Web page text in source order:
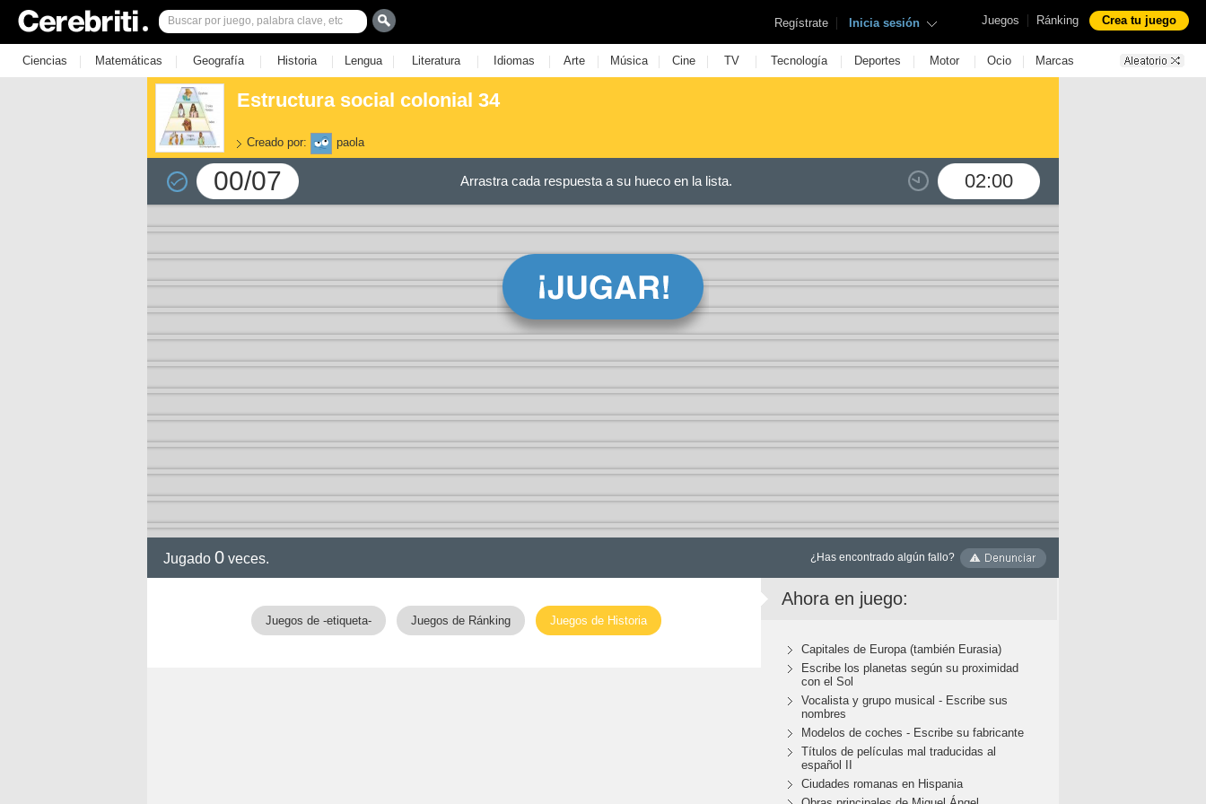
Juegos | Ránking Crea tu juego
Regístrate | Inicia sesión
Ciencias | Matemáticas | Geografía | Historia | Lengua | Literatura | Idiomas | Arte | Música | Cine | TV | Tecnología | Deportes | Motor | Ocio | Marcas
Estructura social colonial 34
Creado por: paola
00/07 02:00
Arrastra cada respuesta a su hueco en la lista.
Jugado 0 veces. ¿Has encontrado algún fallo?
Juegos de -etiqueta- Juegos de Ránking Juegos de Historia
Ahora en juego:
Capitales de Europa (también Eurasia)
Escribe los planetas según su proximidad
con el Sol
Vocalista y grupo musical - Escribe sus
nombres
Modelos de coches - Escribe su fabricante
Títulos de películas mal traducidas al
español II
Ciudades romanas en Hispania